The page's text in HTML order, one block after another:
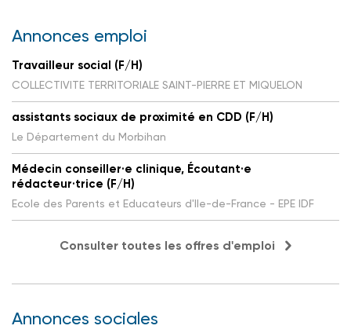
Annonces emploi
Travailleur social (F/H)
COLLECTIVITE TERRITORIALE SAINT-PIERRE ET MIQUELON
assistants sociaux de proximité en CDD (F/H)
Le Département du Morbihan
Médecin conseiller·e clinique, Écoutant·e
rédacteur·trice (F/H)
Ecole des Parents et Educateurs d'Ile-de-France - EPE IDF
Consulter toutes les offres d'emploi
Annonces sociales